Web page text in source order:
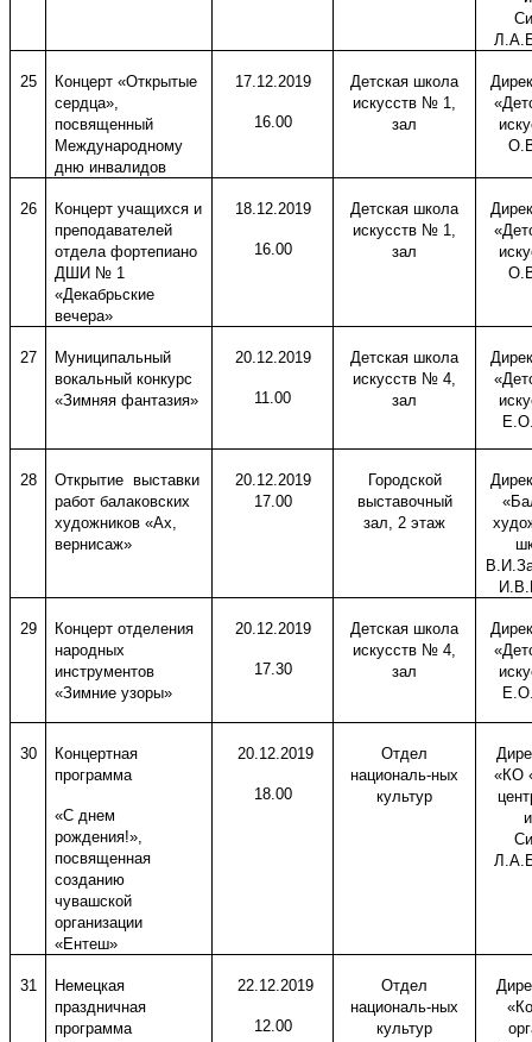
25
Концерт «Открытые
сердца»,
посвященный
Международному
дню инвалидов
17.12.2019
16.00
Детская школа
искусств № 1,
зал
26
Концерт учащихся и
преподавателей
отдела фортепиано
ДШИ № 1
«Декабрьские
вечера»
18.12.2019
16.00
Детская школа
искусств № 1,
зал
27
Муниципальный
вокальный конкурс
«Зимняя фантазия»
20.12.2019
11.00
Детская школа
искусств № 4,
зал
28
Открытие выставки
работ балаковских
художников «Ах,
вернисаж»
20.12.2019
17.00
Городской
выставочный
зал, 2 этаж
29
Концерт отделения
народных
инструментов
«Зимние узоры»
20.12.2019
17.30
Детская школа
искусств № 4,
зал
30
Концертная
программа
«С днем
рождения!»,
посвященная
созданию
чувашской
организации
«Ентеш»
20.12.2019
18.00
Отдел
националь-ных
культур
«КО
31
Немецкая
праздничная
программа
22.12.2019
12.00
Отдел
националь-ных
культур